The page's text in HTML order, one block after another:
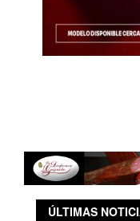
ÚLTIMAS